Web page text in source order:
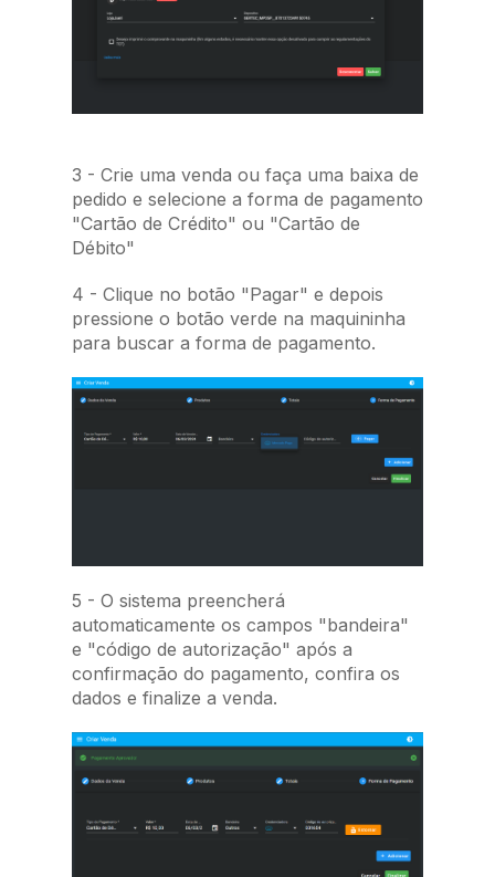
3 - Crie uma venda ou faça uma baixa de
pedido e selecione a forma de pagamento
"Cartão de Crédito" ou "Cartão de
Débito"
4 - Clique no botão "Pagar" e depois
pressione o botão verde na maquininha
para buscar a forma de pagamento.
5 - O sistema preencherá
automaticamente os campos "bandeira"
e "código de autorização" após a
confirmação do pagamento, confira os
dados e finalize a venda.